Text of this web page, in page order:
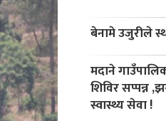
बेनामे उजुरीले
मदाने
शिविर सप्पन्न
स्वास्थ्य सेवा !